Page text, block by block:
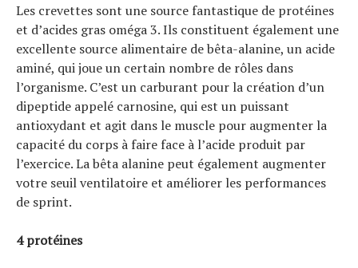
Les crevettes sont une source fantastique de protéines
et d’acides gras oméga 3. Ils constituent également une
excellente source alimentaire de bêta-alanine, un acide
aminé, qui joue un certain nombre de rôles dans
l’organisme. C’est un carburant pour la création d’un
dipeptide appelé carnosine, qui est un puissant
antioxydant et agit dans le muscle pour augmenter la
capacité du corps à faire face à l’acide produit par
l’exercice. La bêta alanine peut également augmenter
votre seuil ventilatoire et améliorer les performances
de sprint.
4 protéines